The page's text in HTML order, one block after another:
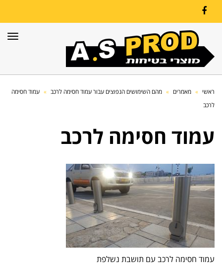
Facebook
ראשי » מאמרים » מהם השימושים הנפוצים עבור עמוד חסימה לרכב » עמוד חסימה
לרכב
עמוד חסימה לרכב
עמוד חסימה לרכב עם תושבת נשלפת